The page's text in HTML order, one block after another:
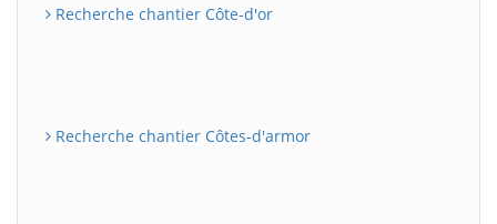
Recherche chantier Côte-d'or
Recherche chantier Côtes-d'armor